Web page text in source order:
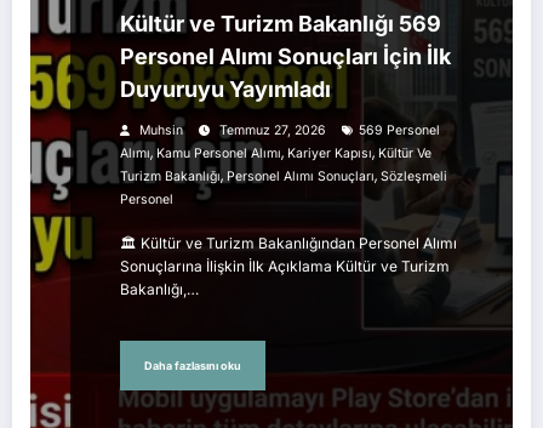
Kültür ve Turizm Bakanlığı 569
Personel Alımı Sonuçları İçin İlk
Duyuruyu Yayımladı
Muhsin Temmuz 27, 2026
569 Personel
Alımı, Kamu Personel Alımı, Kariyer Kapısı, Kültür Ve
Turizm Bakanlığı, Personel Alımı Sonuçları, Sözleşmeli
Personel
🏛️ Kültür ve Turizm Bakanlığından Personel Alımı
Sonuçlarına İlişkin İlk Açıklama Kültür ve Turizm
Bakanlığı,…
Daha fazlasını oku